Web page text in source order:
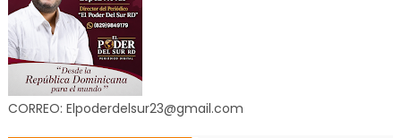
CORREO: Elpoderdelsur23@gmail.com